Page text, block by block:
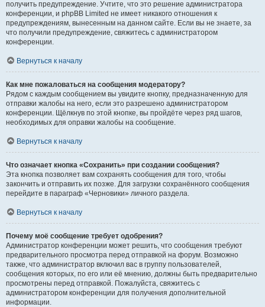
получить предупреждение. Учтите, что это решение администратора
конференции, и phpBB Limited не имеет никакого отношения к
предупреждениям, вынесенным на данном сайте. Если вы не знаете, за
что получили предупреждение, свяжитесь с администратором
конференции.
Вернуться к началу
Как мне пожаловаться на сообщения модератору?
Рядом с каждым сообщением вы увидите кнопку, предназначенную для
отправки жалобы на него, если это разрешено администратором
конференции. Щёлкнув по этой кнопке, вы пройдёте через ряд шагов,
необходимых для оправки жалобы на сообщение.
Вернуться к началу
Что означает кнопка «Сохранить» при создании сообщения?
Эта кнопка позволяет вам сохранять сообщения для того, чтобы
закончить и отправить их позже. Для загрузки сохранённого сообщения
перейдите в параграф «Черновики» личного раздела.
Вернуться к началу
Почему моё сообщение требует одобрения?
Администратор конференции может решить, что сообщения требуют
предварительного просмотра перед отправкой на форум. Возможно
также, что администратор включил вас в группу пользователей,
сообщения которых, по его или её мнению, должны быть предварительно
просмотрены перед отправкой. Пожалуйста, свяжитесь с
администратором конференции для получения дополнительной
информации.